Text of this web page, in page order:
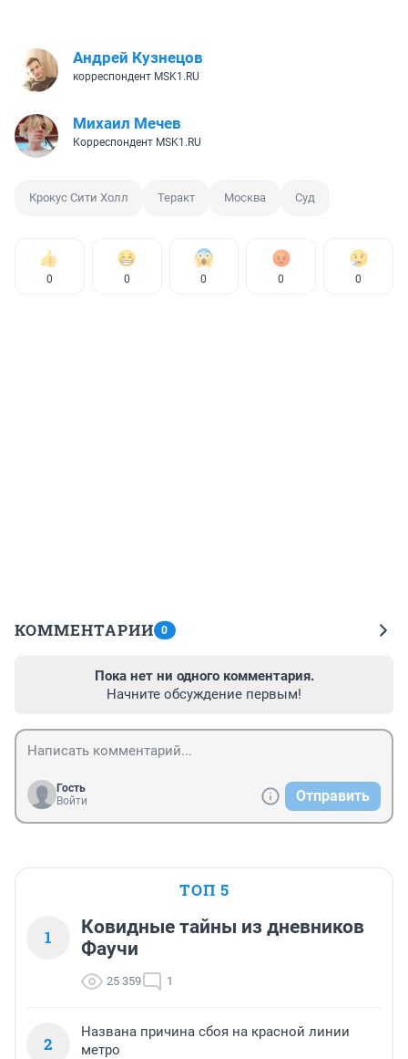
Андрей Кузнецов
корреспондент MSK1.RU
Михаил Мечев
Корреспондент MSK1.RU
Крокус Сити Холл Теракт Москва Суд
0 0 0 0 0
КОММЕНТАРИИ 0
Пока нет ни одного комментария.
Начните обсуждение первым!
Гость
Войти
Отправить
ТОП 5
1
Ковидные тайны из дневников
Фаучи
25 359 1
2
Названа причина сбоя на красной линии
метро